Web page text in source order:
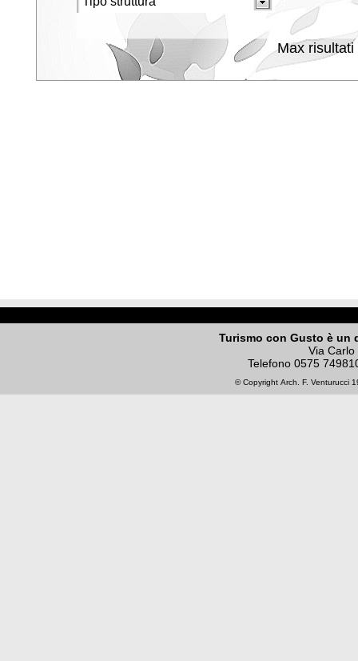
Max risultati
Turismo con Gusto è un
Via
Telefono 0575
© Copyright Arch. F. Venturucci